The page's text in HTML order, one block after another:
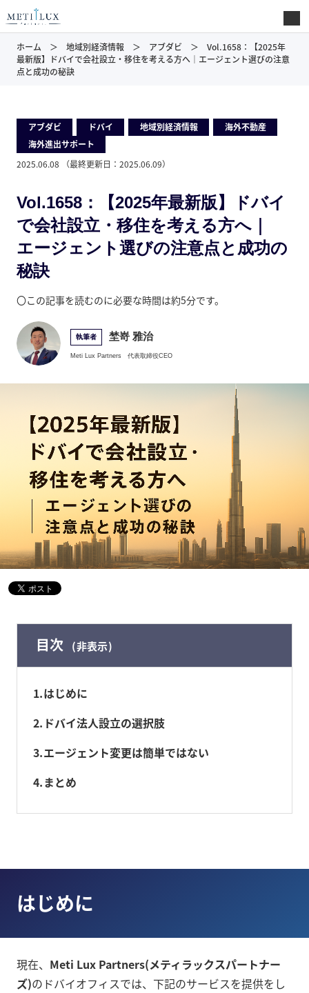
ホーム 地域別経済情報 アブダビ
Vol.1658：【2025年
最新版】ドバイで会社設立・移住を考える方へ｜エージェント選びの注意
点と成功の秘訣
アブダビ ドバイ 地域別経済情報 海外不動産
海外進出サポート
2025.06.08
（最終更新日： 2025.06.09）
Vol.1658：【2025年最新版】ドバイ
で会社設立・移住を考える方へ｜
エージェント選びの注意点と成功の
秘訣
〇この記事を読むのに必要な時間は約5分です。
執筆者 埜嵜 雅治
Meti Lux Partners 代表取締役CEO
目次 非表示
1 はじめに
2 ドバイ法人設立の選択肢
3 エージェント変更は簡単ではない
4 まとめ
はじめに
現在、 Meti Lux Partners(メティラックスパートナー
ズ)のドバイオフィスでは、下記のサービスを提供をし